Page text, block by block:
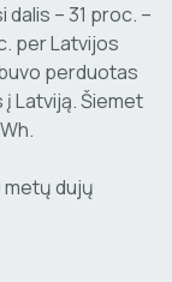
– 31 proc. –
per Latvijos
perduotas
Latviją. Šiemet
metų dujų